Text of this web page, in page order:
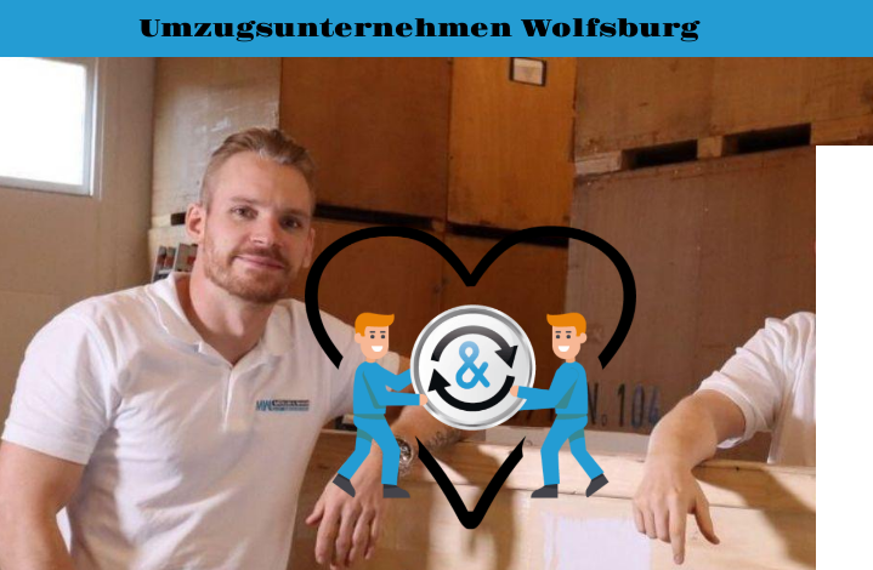
Umzugsunternehmen Wolfsburg